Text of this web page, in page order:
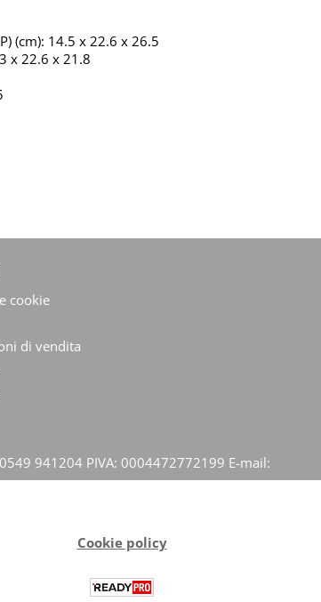
(cm): 14.5 x 22.6 x 26.5
x 22.6 x 21.8
cookie
di vendita
941204 PIVA: 0004472772199 E-mail:
Cookie policy